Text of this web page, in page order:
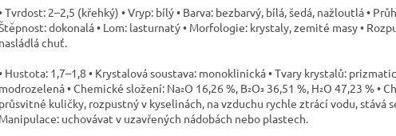
Tvrdost: 2–2,5 (křehký) • Vryp: bílý • Barva: bezbarvý, bílá, šedá, nažloutlá •
dokonalá • Lom: lasturnatý • Morfologie: krystaly, zemité masy •
nasládlá chuť.
Hustota: 1,7–1,8 • Krystalová soustava: monoklinická • Tvary krystalů:
modrozelená • Chemické složení: Na₂O 16,26 %, B₂O₃ 36,51 %, H₂O 47,23 %
průsvitné kuličky, rozpustný v kyselinách, na vzduchu rychle ztrácí vodu, stává
Manipulace: uchovávat v uzavřených nádobách nebo plastech.